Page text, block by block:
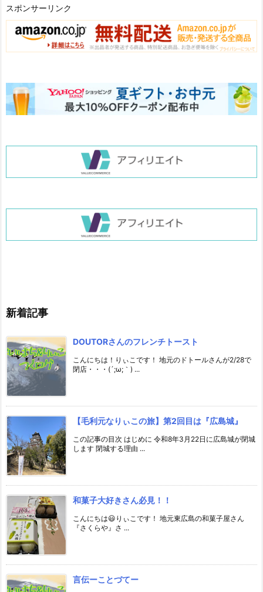
スポンサーリンク
新着記事
DOUTORさんのフレンチトースト
こんにちは！りぃこです！ 地元のドトールさんが2/28で
閉店・・・(´;ω;｀) ...
【毛利元なりぃこの旅】第2回目は『広島城』
この記事の目次 はじめに 令和8年3月22日に広島城が閉城
します 閉城する理由 ...
和菓子大好きさん必見！！
こんにちは😃りぃこです！ 地元東広島の和菓子屋さん
『さくらや』さ ...
言伝ーことづてー